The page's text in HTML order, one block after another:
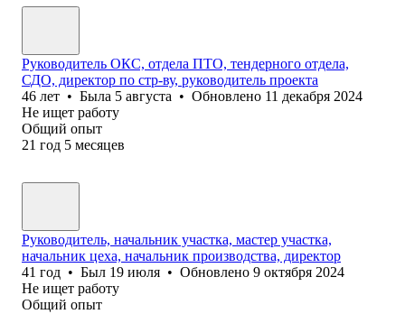
Руководитель ОКС, отдела ПТО, тендерного отдела,
СДО, директор по стр-ву, руководитель проекта
46 лет • Была 5 августа • Обновлено 11 декабря 2024
Не ищет работу
Общий опыт
21 год 5 месяцев
Руководитель, начальник участка, мастер участка,
начальник цеха, начальник производства, директор
41 год • Был 19 июля • Обновлено 9 октября 2024
Не ищет работу
Общий опыт